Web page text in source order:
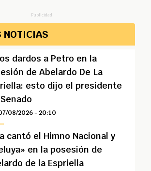
Publicidad
NOTICIAS
dardos a Petro en la
de Abelardo De La
esto dijo el presidente
08/2026 - 20:10
cantó el Himno Nacional y
en la posesión de
de la Espriella